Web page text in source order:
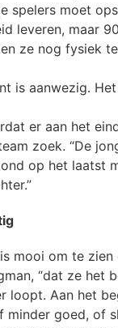
spelers moet
leveren, maar
ze nog fysiek
is aanwezig.
er aan het
zoek. “De
op het laatst
mooi om te
“dat ze het
loopt. Aan het
minder goed, of